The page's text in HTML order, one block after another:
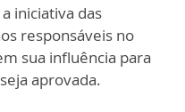
iniciativa das
responsáveis no
sua influência para
aprovada.